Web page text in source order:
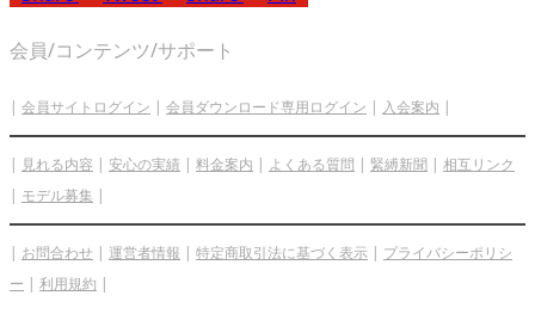
会員/コンテンツ/サポート
| 会員サイトログイン | 会員ダウンロード専用ログイン | 入会案内 |
| 見れる内容 | 安心の実績 | 料金案内 | よくある質問 | 緊縛新聞 | 相互リンク
| モデル募集 |
| お問合わせ | 運営者情報 | 特定商取引法に基づく表示 | プライバシーポリシ
ー | 利用規約 |